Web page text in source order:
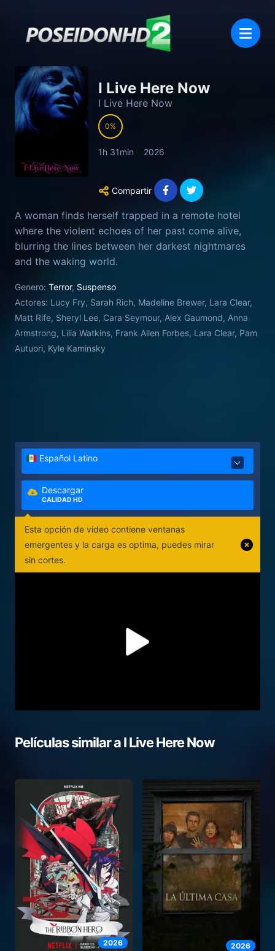
I Live Here Now
I Live Here Now
0
1h 31min 2026
Compartir
A woman finds herself trapped in a remote hotel
where the violent echoes of her past come alive,
blurring the lines between her darkest nightmares
and the waking world.
Genero: Terror, Suspenso
Actores: Lucy Fry, Sarah Rich, Madeline Brewer, Lara Clear,
Matt Rife, Sheryl Lee, Cara Seymour, Alex Gaumond, Anna
Armstrong, Lilia Watkins, Frank Allen Forbes, Lara Clear, Pam
Autuori, Kyle Kaminsky
Español Latino
Descargar
CALIDAD HD
Esta opción de video contiene ventanas
emergentes y la carga es optima, puedes mirar
sin cortes.
Películas similar aI Live Here Now
2026 2026